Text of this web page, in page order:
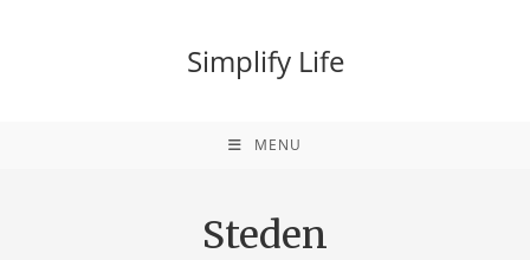
Simplify Life
MENU
Steden